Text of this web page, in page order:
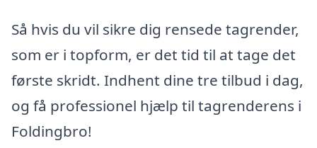
Så hvis du vil sikre dig rensede tagrender,
som er i topform, er det tid til at tage det
første skridt. Indhent dine tre tilbud i dag,
og få professionel hjælp til tagrenderens i
Foldingbro!